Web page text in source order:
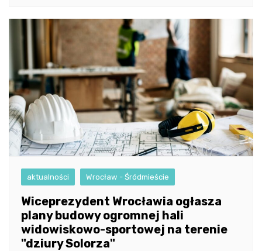
aktualności Wrocław - Śródmieście
Wiceprezydent Wrocławia ogłasza
plany budowy ogromnej hali
widowiskowo-sportowej na terenie
"dziury Solorza"